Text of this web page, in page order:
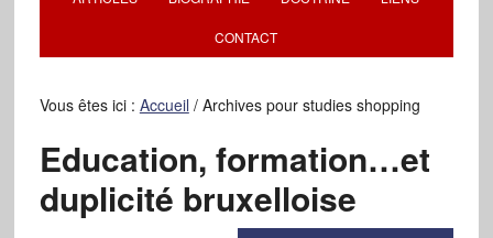
CONTACT
Vous êtes ici : Accueil /Archives pour studies shopping
Education, formation…et
duplicité bruxelloise